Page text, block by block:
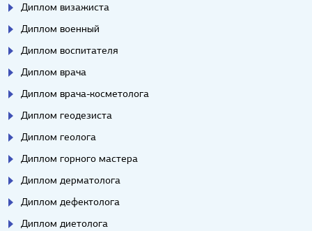
Диплом визажиста
Диплом военный
Диплом воспитателя
Диплом врача
Диплом врача-косметолога
Диплом геодезиста
Диплом геолога
Диплом горного мастера
Диплом дерматолога
Диплом дефектолога
Диплом диетолога